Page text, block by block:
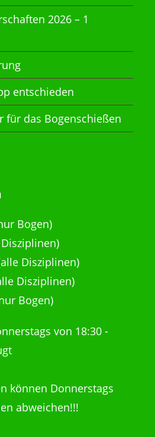
2026 – 1
entschieden
für das Bogenschießen
Bogen)
Disziplinen)
Disziplinen)
Bogen)
von 18:30 -
können Donnerstags
abweichen!!!